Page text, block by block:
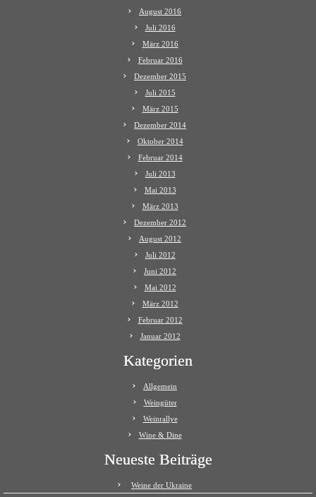
August 2016
Juli 2016
März 2016
Februar 2016
Dezember 2015
Juli 2015
März 2015
Dezember 2014
Oktober 2014
Februar 2014
Juli 2013
Mai 2013
März 2013
Dezember 2012
August 2012
Juli 2012
Juni 2012
Mai 2012
März 2012
Februar 2012
Januar 2012
Kategorien
Allgemein
Weingüter
Weinrallye
Wine & Dine
Neueste Beiträge
Weine der Ukraine